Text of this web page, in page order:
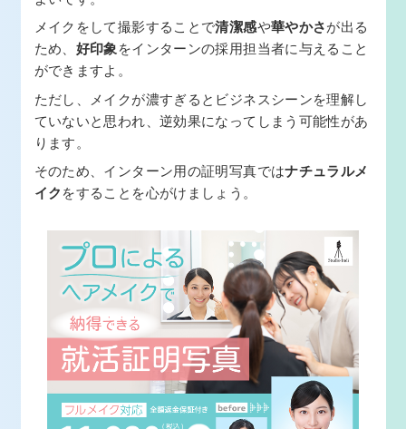
メイクをして撮影することで清潔感や華やかさが出る
ため、 好印象をインターンの採用担当者に与えること
ができますよ。
ただし、メイクが濃すぎるとビジネスシーンを理解し
ていないと思われ、逆効果になってしまう可能性があ
ります。
そのため、インターン用の証明写真ではナチュラルメ
イクをすることを心がけましょう。